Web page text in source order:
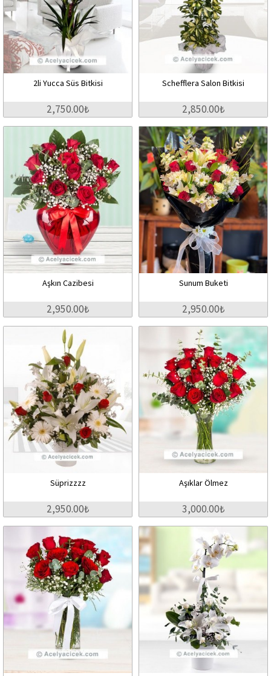
2li Yucca Süs Bitkisi
2,750.00₺
Schefflera Salon Bitkisi
2,850.00₺
Aşkın Cazibesi
2,950.00₺
Sunum Buketi
2,950.00₺
Süprizzzz
2,950.00₺
Aşıklar Ölmez
3,000.00₺